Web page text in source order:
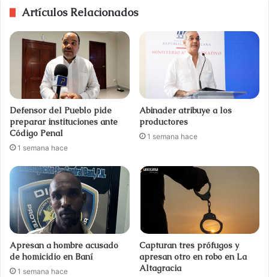
Artículos Relacionados
Defensor del Pueblo pide
preparar instituciones ante
Código Penal
1 semana hace
Abinader atribuye a los
productores
1 semana hace
Apresan a hombre acusado
de homicidio en Baní
1 semana hace
Capturan tres prófugos y
apresan otro en robo en La
Altagracia